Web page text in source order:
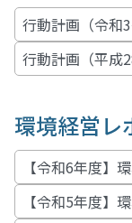
行動計画（令和
行動計画（平成
環境経営レ
【令和6年度】
【令和5年度】